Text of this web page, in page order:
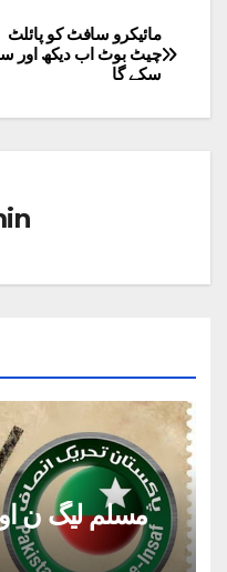
مائیکرو سافٹ کو پائلٹ
چیٹ بوٹ اب دیکھ اور
سکے گا
مسلم لیگ ن